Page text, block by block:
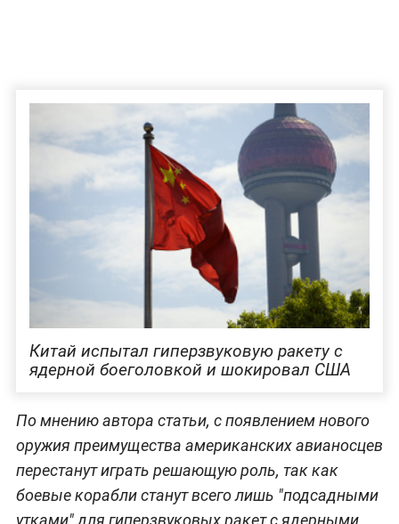
Китай испытал гиперзвуковую ракету с
ядерной боеголовкой и шокировал США
По мнению автора статьи, с появлением нового
оружия преимущества американских авианосцев
перестанут играть решающую роль, так как
боевые корабли станут всего лишь "подсадными
утками" для гиперзвуковых ракет с ядерными